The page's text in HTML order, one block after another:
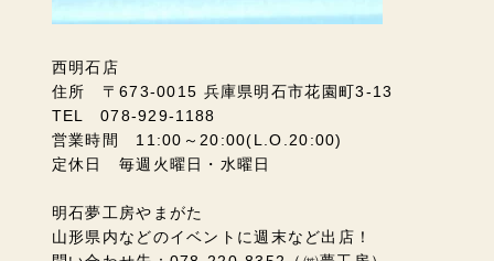
西明石店
住所 〒673-0015 兵庫県明石市花園町3-13
TEL 078-929-1188
営業時間 11:00～20:00(L.O.20:00)
定休日 毎週火曜日・水曜日
明石夢工房やまがた
山形県内などのイベントに週末など出店！